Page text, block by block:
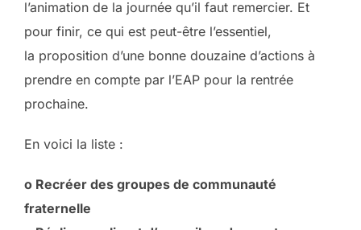
l’animation de la journée qu’il faut remercier. Et
pour finir, ce qui est peut-être l’essentiel,
la proposition d’une bonne douzaine d’actions à
prendre en compte par l’EAP pour la rentrée
prochaine.
En voici la liste :
o Recréer des groupes de communauté
fraternelle